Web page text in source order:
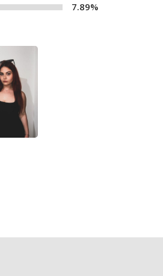
7.89%